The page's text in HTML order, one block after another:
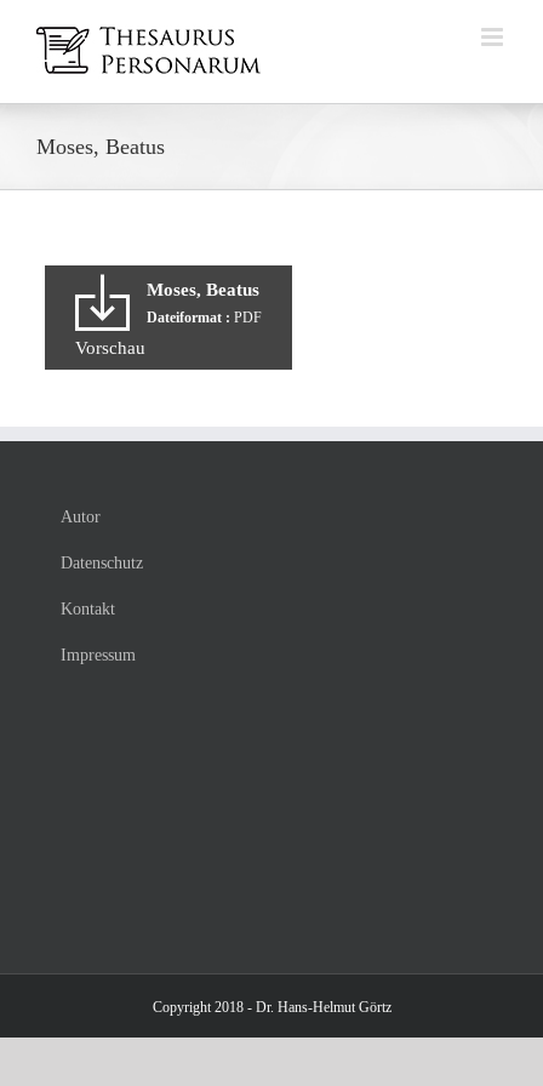
Inhalt
springen
Moses, Beatus
Moses, Beatus
Dateiformat : PDF
Vorschau
Autor
Datenschutz
Kontakt
Impressum
Copyright 2018 - Dr. Hans-Helmut Görtz